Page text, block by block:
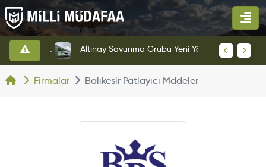
Firmalar Balıkesir Patlayıcı Mddeler